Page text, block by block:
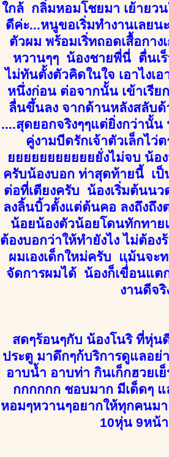
ใกล้ กลิ่มหอมโชยมา เย้ายว
ดีค่ะ...หนูขอเริ่มทำงานเลย
ตัวผม พร้อมเริ่ทถอดเสื้อกา
หวานๆๆ น้องชายพี่นี่ ตื่นเร็
ไม่ทันตั้งตัวคิดในใจ เอาไง
หนึ่งก่อน ต่อจากนั้น เข้าเรีย
ลื่นขึ้นลง จากด้านหลังสลับด้
....สุดยอกจริงๆๆแต่ยิ่งกว่านั้น
คู่งามบีดรักเจ้าตัวเล็กไว่
ยยยยยยยยยยยยั่งไม่จบ น้อ
ครับน้องบอก ท่าสุดท้ายนี้ เป็
ต่อที่เตียงครับ น้องเริ่มต้นน
ลงลิ้นบิ้วตั้งแต่ต้นคอ ลงถึงถึ
น้อยน้องตัวน้อยโดนทักทาย
ต้องบอกว่าให้ทำยังไง ไม่ต้อ
ผมเองเด็กใหม่ครับ แม้นจ
จัดการผมได้ น้องก็เขื่่อนแต
งานดีจ
สดๆร้อนๆกับ น้องโนริ ที่หุ่
ประตู มาดึกๆก้บริการดูแลอย่
อาบน้ำ อาบท่า กินเก็กฮวย
กกกกกก ชอบมาก มีเด็ดๆ
หอมๆหวานๆอยากให้ทุกคนม
10หุ่น 9หน้